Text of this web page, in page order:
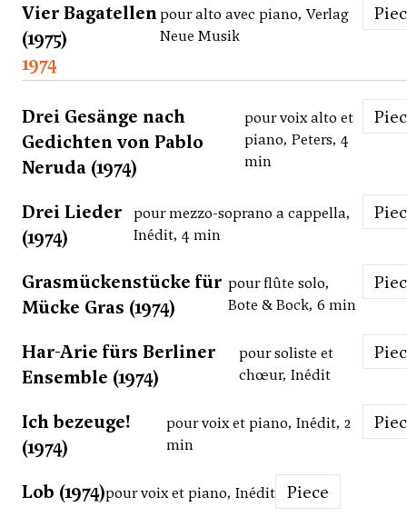
Vier Bagatellen
(1975)
pour alto avec piano, Verlag
Neue Musik
1974
Drei Gesänge nach
Gedichten von Pablo
Neruda (1974)
pour voix alto et
piano, Peters, 4
min
Drei Lieder
(1974)
pour mezzo-soprano a cappella,
Inédit, 4 min
Grasmückenstücke für
Mücke Gras (1974)
pour flûte solo,
Bote & Bock, 6 min
Har-Arie fürs Berliner
Ensemble (1974)
pour soliste et
chœur, Inédit
Ich bezeuge!
(1974)
pour voix et piano, Inédit, 2
min
Lob (1974)pour voix et piano, Inédit Piece